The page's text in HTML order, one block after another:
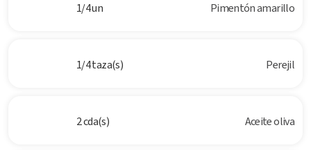
1/4 un Pimentón amarillo
1/4 taza(s) Perejil
2 cda(s) Aceite oliva